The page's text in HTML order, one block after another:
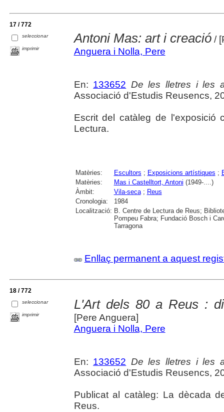
17 / 772
seleccionar
imprimir
Antoni Mas: art i creació/
Anguera i Nolla, Pere
En: 133652 De les lletres i les
Associació d'Estudis Reusencs,
Escrit del catàleg de l'exposició
Lectura.
Matèries: Escultors ; Exposicions artístiques ;
Matèries:
Mas i Castelltort, Antoni (1949-....)
Àmbit:
Vila-seca; Reus
Cronologia:
1984
Localització: B. Centre de Lectura de Reus;
Pompeu Fabra; Fundació Bosch i
Tarragona
Enllaç permanent a aquest
18 / 772
seleccionar
imprimir
L'Art dels 80 a Reus :
[Pere Anguera]
Anguera i Nolla, Pere
En: 133652 De les lletres i les
Associació d'Estudis Reusencs,
Publicat al catàleg: La dècada
Reus.